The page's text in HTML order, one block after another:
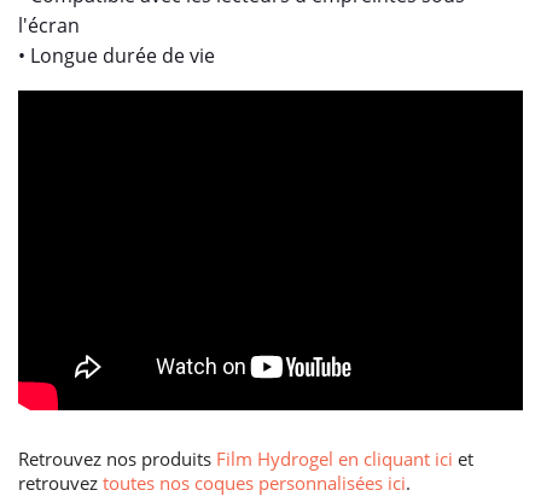
l'écran
• Longue durée de vie
Retrouvez nos produits Film Hydrogel en cliquant ici et
retrouvez toutes nos coques personnalisées ici.